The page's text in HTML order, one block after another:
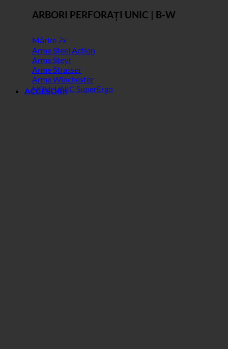
ARBORI PERFORAȚI UNIC | B-W
Mărire 7x
Arme Steel Action
Arme Steyr
Arme Strasser
Arme Winchester
NOU: UNIC SuperErgo
ACCESORII